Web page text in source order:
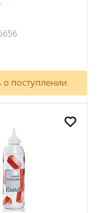
о поступлении